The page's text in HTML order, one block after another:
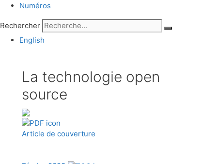
Numéros
Rechercher
English
La technologie open
source
Article de couverture